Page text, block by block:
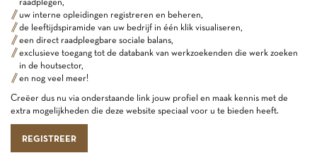
uw interne opleidingen registreren en beheren,
de leeftijdspiramide van uw bedrijf in één klik visualiseren,
een direct raadpleegbare sociale balans,
exclusieve toegang tot de databank van werkzoekenden die werk zoeken
in de houtsector,
en nog veel meer!
Creëer dus nu via onderstaande link jouw profiel en maak kennis met de
extra mogelijkheden die deze website speciaal voor u te bieden heeft.
REGISTREER